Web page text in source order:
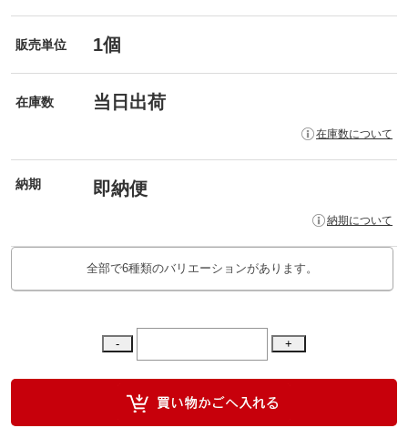
販売単位 1個
在庫数 当日出荷
在庫数について
納期 即納便
納期について
全部で6種類のバリエーションがあります。